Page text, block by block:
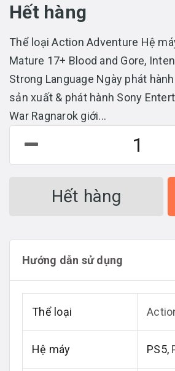
Hết hàng
Thể loại Action Adventure Hệ
Mature 17+ Blood and Gore,
Strong Language Ngày phát
sản xuất & phát hành Sony
War Ragnarok giới...
Hết hàng
Hướng dẫn sử dụng
Thể loại
Hệ máy PS5,